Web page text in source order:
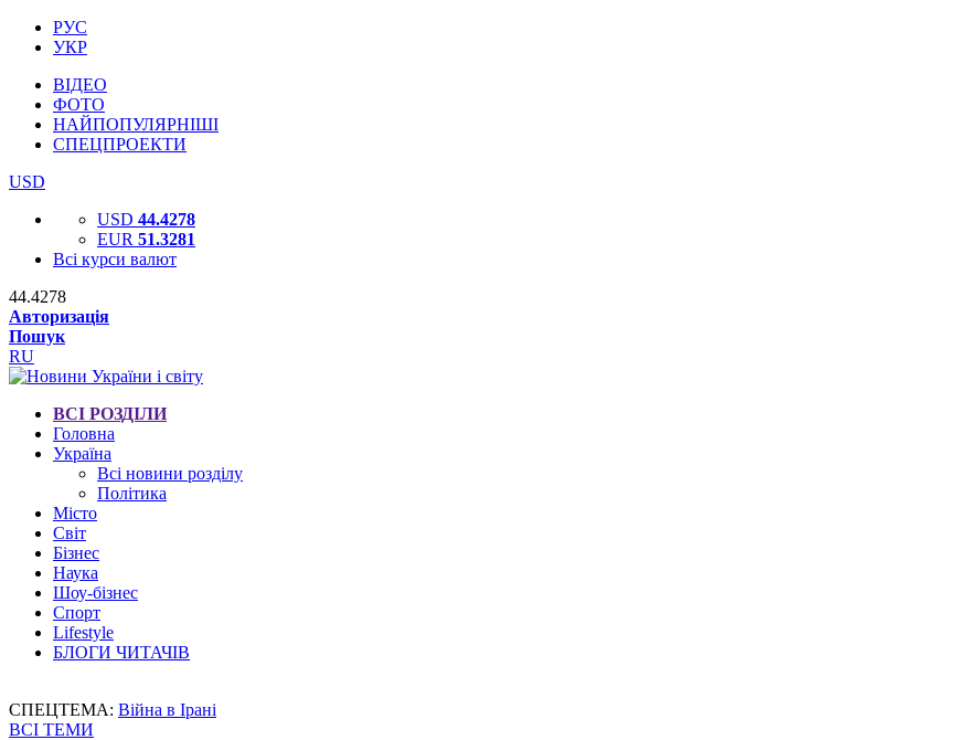
РУС
УКР
ВІДЕО
ФОТО
НАЙПОПУЛЯРНІШІ
СПЕЦПРОЕКТИ
USD
USD 44.4278
EUR 51.3281
Всі курси валют
44.4278
Авторизація
Пошук
RU
ВСІ РОЗДІЛИ
Головна
Україна
Всі новини розділу
Політика
Місто
Світ
Бізнес
Наука
Шоу-бізнес
Спорт
Lifestyle
БЛОГИ ЧИТАЧІВ
СПЕЦТЕМА: Війна в Ірані
ВСІ ТЕМИ